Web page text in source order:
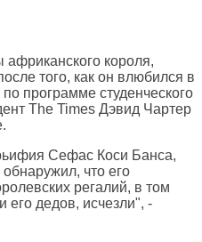
короля,
того, как он влюбился в
программе студенческого
The Times Дэвид Чартер
Сефас Коси Банса,
что его
регалий, в том
его дедов, исчезли", -